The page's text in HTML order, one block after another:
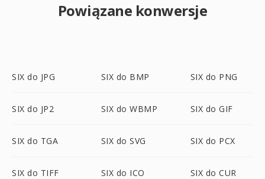
Powiązane konwersje
SIX do JPG SIX do BMP SIX do PNG
SIX do JP2 SIX do WBMP SIX do GIF
SIX do TGA SIX do SVG SIX do PCX
SIX do TIFF SIX do ICO SIX do CUR